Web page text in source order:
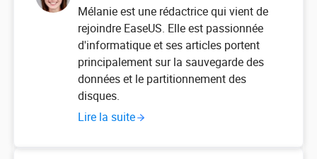
Mélanie est une rédactrice qui vient de
rejoindre EaseUS. Elle est passionnée
d'informatique et ses articles portent
principalement sur la sauvegarde des
données et le partitionnement des
disques.
Lire la suite